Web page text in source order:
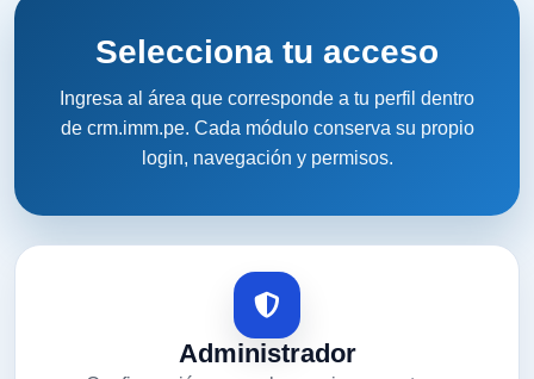
Selecciona tu acceso
Ingresa al área que corresponde a tu perfil dentro
de crm.imm.pe. Cada módulo conserva su propio
login, navegación y permisos.
Administrador